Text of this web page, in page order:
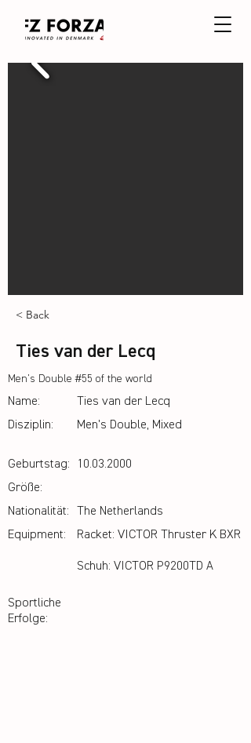
< Back
Ties van der Lecq
Men's Double #55 of the world
Name:
Disziplin:
Geburtstag:
Größe:
Nationalität:
Equipment:
Sportliche
Erfolge:
Ties van der Lecq
Men's Double, Mixed
10.03.2000
The Netherlands
Racket: VICTOR Thruster K BXR
Schuh: VICTOR P9200TD A